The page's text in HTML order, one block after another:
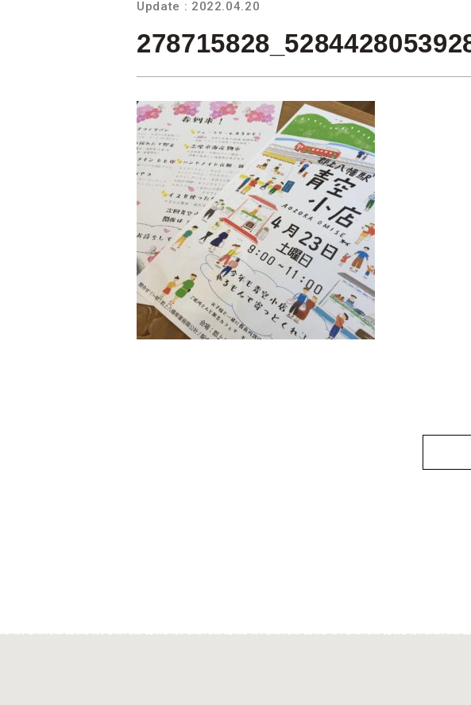
Update : 2022.04.20